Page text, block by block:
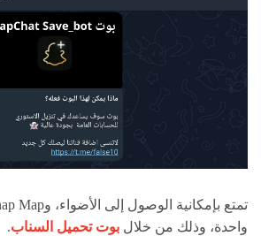
واحدة، وذلك من خلال بوت تحميل السناب.